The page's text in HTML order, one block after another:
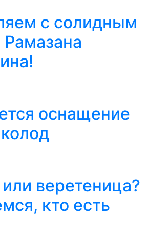
с солидным
оснащение
веретеница?
кто есть